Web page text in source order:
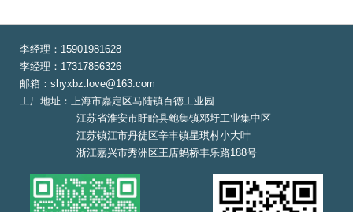
李经理：15901981628
李经理：17317856326
邮箱：shyxbz.love@163.com
工厂地址：上海市嘉定区马陆镇百德工业园
江苏省淮安市盱眙县鲍集镇邓圩工业集中区
江苏镇江市丹徒区辛丰镇星琪村小大叶
浙江嘉兴市秀洲区王店蚂桥丰乐路188号